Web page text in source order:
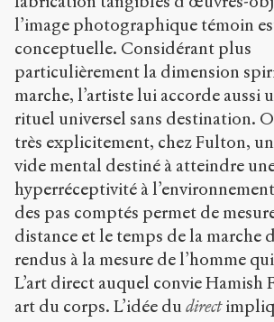
l’image photographique témoin
conceptuelle. Considérant plus
particulièrement la dimension
marche, l’artiste lui accorde aussi
rituel universel sans destination.
très explicitement, chez Fulton,
vide mental destiné à atteindre
hyperréceptivité à
des pas comptés permet de
distance et le temps de la marche
rendus à la mesure de l’homme
L’art direct auquel convie Hamish
art du corps. L’idée du direct